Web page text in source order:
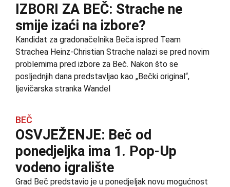
IZBORI ZA BEČ: Strache ne
smije izaći na izbore?
Kandidat za gradonačelnika Beča ispred Team
Strachea Heinz-Christian Strache nalazi se pred novim
problemima pred izbore za Beč. Nakon što se
posljednjih dana predstavljao kao „Bečki original“,
ljevičarska stranka Wandel
BEČ
OSVJEŽENJE: Beč od
ponedjeljka ima 1. Pop-Up
vodeno igralište
Grad Beč predstavio je u ponedjeljak novu mogućnost